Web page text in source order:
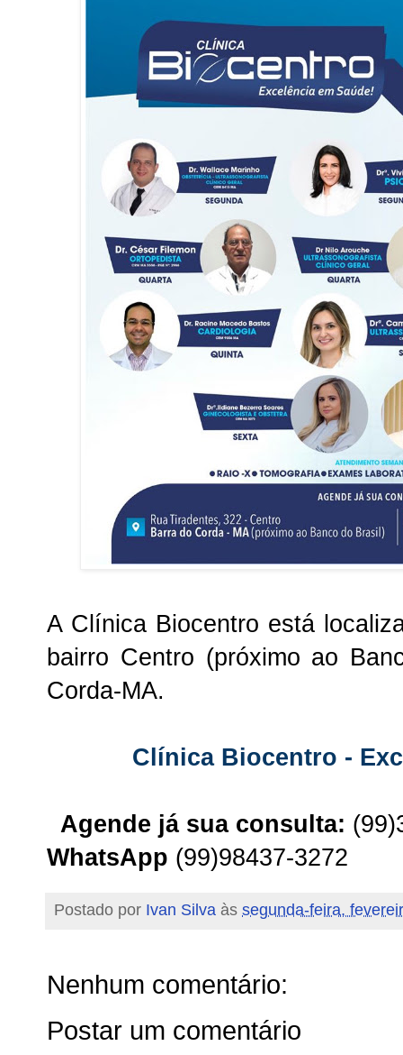
A Clínica Biocentro está
bairro Centro (próximo ao
Corda-MA.
Clínica Biocentro -
Agende já sua consulta:
WhatsApp (99)98437-3272
Postado por Ivan Silva às segunda-feira,
Nenhum comentário:
Postar um comentário